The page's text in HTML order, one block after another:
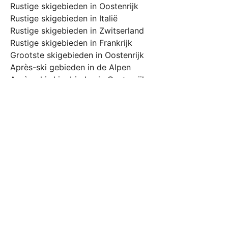
Rustige skigebieden in Oostenrijk
Rustige skigebieden in Italië
Rustige skigebieden in Zwitserland
Rustige skigebieden in Frankrijk
Grootste skigebieden in Oostenrijk
Après-ski gebieden in de Alpen
Après-ski skigebieden in Oostenrijk